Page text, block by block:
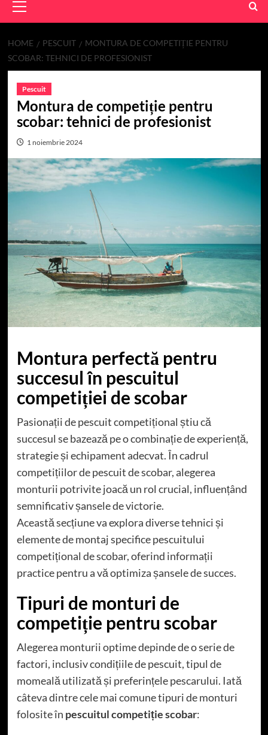
Menu
HOME PESCUIT
MONTURA DE COMPETIȚIE PENTRU
SCOBAR: TEHNICI DE PROFESIONIST
Pescuit
Montura de competiție pentru
scobar: tehnici de profesionist
1 noiembrie 2024
Montura perfectă pentru
succesul în pescuitul
competiției de scobar
Pasionații de pescuit competițional știu că
succesul se bazează pe o combinație de experiență,
strategie și echipament adecvat. În cadrul
competițiilor de pescuit de scobar, alegerea
monturii potrivite joacă un rol crucial, influențând
semnificativ șansele de victorie.
Această secțiune va explora diverse tehnici și
elemente de montaj specifice pescuitului
competițional de scobar, oferind informații
practice pentru a vă optimiza șansele de succes.
Tipuri de monturi de
competiție pentru scobar
Alegerea monturii optime depinde de o serie de
factori, inclusiv condițiile de pescuit, tipul de
momeală utilizată și preferințele pescarului. Iată
câteva dintre cele mai comune tipuri de monturi
folosite în pescuitul competiție scobar: